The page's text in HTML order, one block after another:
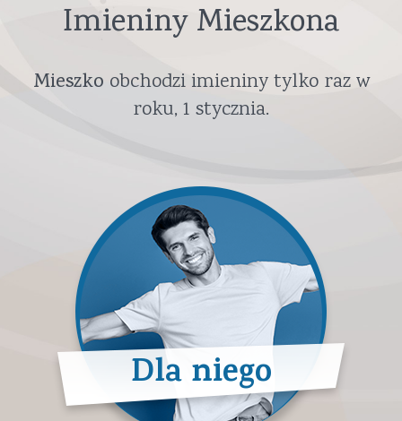
Imieniny Mieszkona
Mieszko obchodzi imieniny tylko raz w
roku, 1 stycznia.
Dla niego